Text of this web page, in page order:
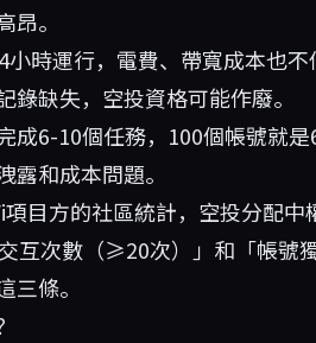
。
時運行，電費、帶寬成本也
缺失，空投資格可能作廢。
成6-10個任務，100個帳號就
露和成本問題。
目方的社區統計，空投分配
互次數（≥20次）」和「帳號
條。